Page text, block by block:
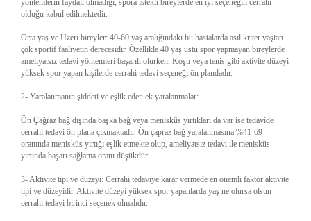
yöntemlerin faydalı olmadığı, spora istekli bireylerde en iyi seçeneğin cerrahi
olduğu kabul edilmektedir.
Orta yaş ve Üzeri bireyler: 40-60 yaş aralığındaki bu hastalarda asıl kriter yaştan
çok sportif faaliyetin derecesidir. Özellikle 40 yaş üstü spor yapmayan bireylerde
ameliyatsız tedavi yöntemleri başarılı olurken, Koşu veya tenis gibi aktivite düzeyi
yüksek spor yapan kişilerde cerrahi tedavi seçeneği ön plandadır.
2- Yaralanmanın şiddeti ve eşlik eden ek yaralanmalar:
Ön Çağraz bağ dışında başka bağ veya menisküs yırtıkları da var ise tedavide
cerrahi tedavi ön plana çıkmaktadır. Ön çapraz bağ yaralanmasına %41-69
oranında menisküs yırtığı eşlik etmekte olup, ameliyatsız tedavi ile menisküs
yırtında başarı sağlama oranı düşükdür.
3- Aktivite tipi ve düzeyi: Cerrahi tedaviye karar vermede en önemli faktör aktivite
tipi ve düzeyidir. Aktivite düzeyi yüksek spor yapanlarda yaş ne olursa olsun
cerrahi tedavi birinci seçenek olmalıdır.